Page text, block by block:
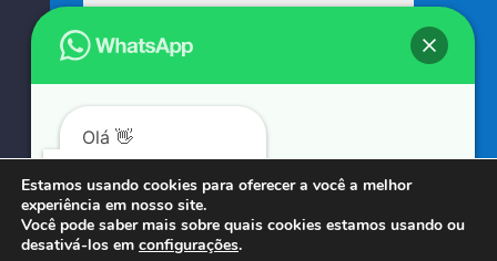
© COPYRIGHT 2023 → SUNIFORMES GOUVEIA → POR: CONEKI - SOLUÇÕES DIGITAIS |
CRIAÇÃO DE SITES
Estamos usando cookies para oferecer a você a melhor
experiência em nosso site.
Você pode saber mais sobre quais cookies estamos usando ou
desativá-los em configurações.
Olá 👋
Podemos ajudá-lo?